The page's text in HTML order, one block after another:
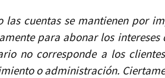
las cuentas se mantienen por
para abonar los
no corresponde a los
o administración.